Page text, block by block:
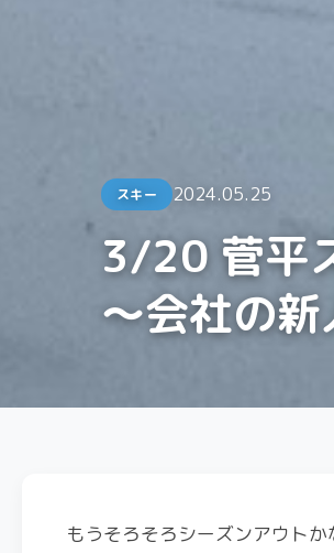
スキー 2024.05.25
3/20 菅平
〜会社の
もうそろそろシーズンアウト